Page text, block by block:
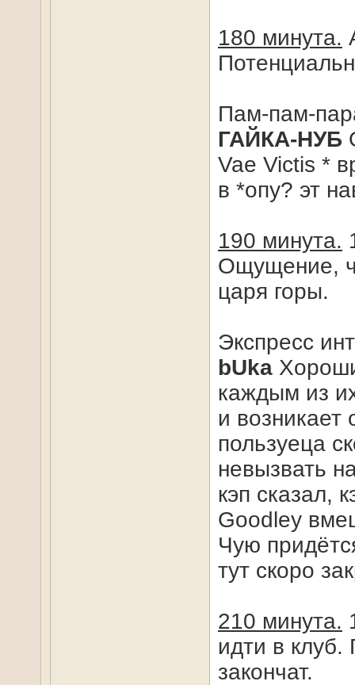
180 минута.
Пам-пам-
ГАЙКА-НУБ
Vae Victis *
в *опу? эт
190 минута.
Ощущение,
царя горы.
Экспресс
bUka
каждым из
и
пользуеца
невызвать
кэп сказал,
Goodley
Чую
тут скоро
210 минута.
идти в
закончат.